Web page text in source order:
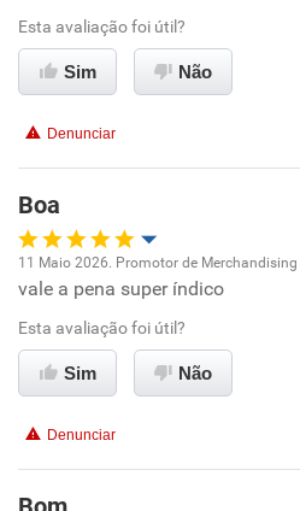
Benefícios
Recomenda esta empresa
Recomenda a diretoria
Esta avaliação foi útil?
Sim Não
Denunciar
Boa
Oportunidade de promoção
Ambiente de trabalho
Benefícios
11 Maio 2026. Promotor de
vale a pena super índico
Esta avaliação foi útil?
Sim Não
Denunciar